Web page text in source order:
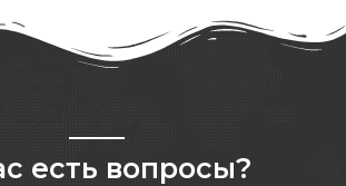
есть вопросы?